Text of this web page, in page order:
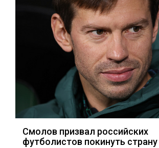
Смолов призвал российских
футболистов покинуть страну